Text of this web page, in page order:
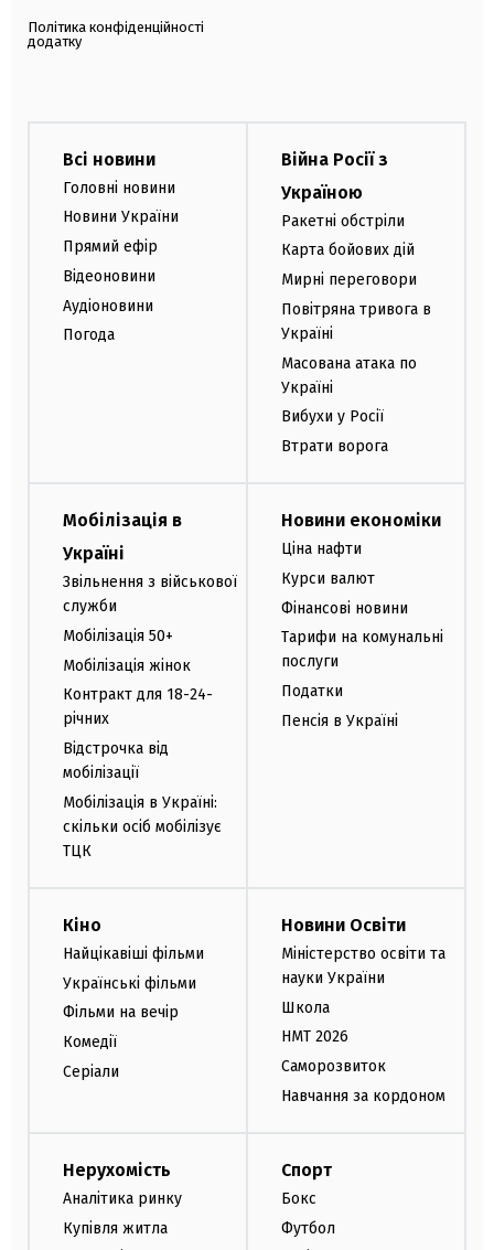
Політика конфіденційності
додатку
Всі новини
Головні новини
Новини України
Прямий ефір
Відеоновини
Аудіоновини
Погода
Війна Росії з
Україною
Ракетні обстріли
Карта бойових дій
Мирні переговори
Повітряна тривога в
Україні
Масована атака по
Україні
Вибухи у Росії
Втрати ворога
Мобілізація в
Україні
Звільнення з військової
служби
Мобілізація 50+
Мобілізація жінок
Контракт для 18-24-
річних
Відстрочка від
мобілізації
Мобілізація в Україні:
скільки осіб мобілізує
ТЦК
Новини економіки
Ціна нафти
Курси валют
Фінансові новини
Тарифи на комунальні
послуги
Податки
Пенсія в Україні
Кіно
Найцікавіші фільми
Українські фільми
Фільми на вечір
Комедії
Серіали
Новини Освіти
Міністерство освіти та
науки України
Школа
НМТ 2026
Саморозвиток
Навчання за кордоном
Нерухомість
Аналітика ринку
Купівля житла
Спорт
Бокс
Футбол